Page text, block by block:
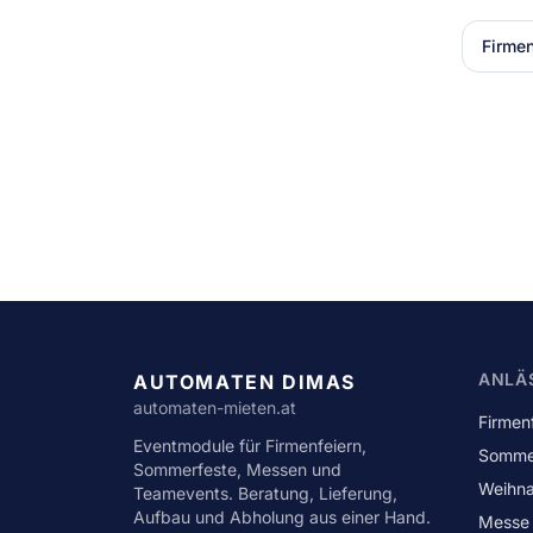
AUTOMATEN DIMAS
automaten-mieten.at
Eventmodule für Firmenfeiern,
Sommerfeste, Messen und
Teamevents. Beratung, Lieferung,
Aufbau und Abholung aus einer Hand.
Messe